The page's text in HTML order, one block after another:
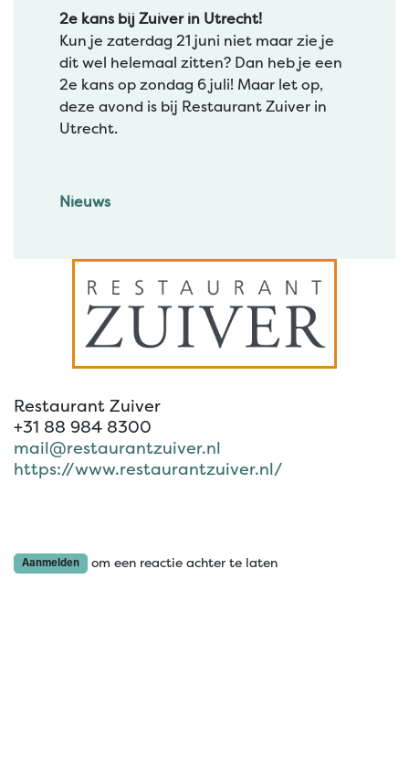
2e kans bij Zuiver in Utrecht!
Kun je zaterdag 21 juni niet maar zie je
dit wel helemaal zitten? Dan heb je een
2e kans op zondag 6 juli! Maar let op,
deze avond is bij Restaurant Zuiver in
Utrecht.
Nieuws
Restaurant Zuiver
+31 88 984 8300
mail@restaurantzuiver.nl
https://www.restaurantzuiver.nl/
Aanmelden om een reactie achter te laten